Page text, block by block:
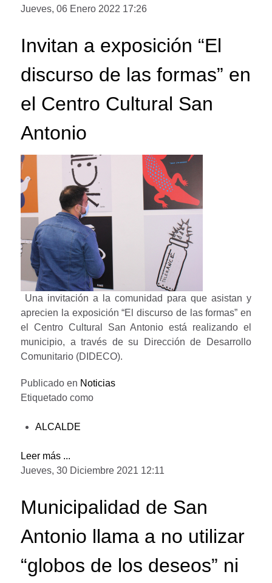
Jueves, 06 Enero 2022 17:26
Invitan a exposición “El
discurso de las formas” en
el Centro Cultural San
Antonio
Una invitación a la comunidad para que asistan y
aprecien la exposición “El discurso de las formas” en
el Centro Cultural San Antonio está realizando el
municipio, a través de su Dirección de Desarrollo
Comunitario (DIDECO).
Publicado en Noticias
Etiquetado como
ALCALDE
Leer más ...
Jueves, 30 Diciembre 2021 12:11
Municipalidad de San
Antonio llama a no utilizar
“globos de los deseos” ni